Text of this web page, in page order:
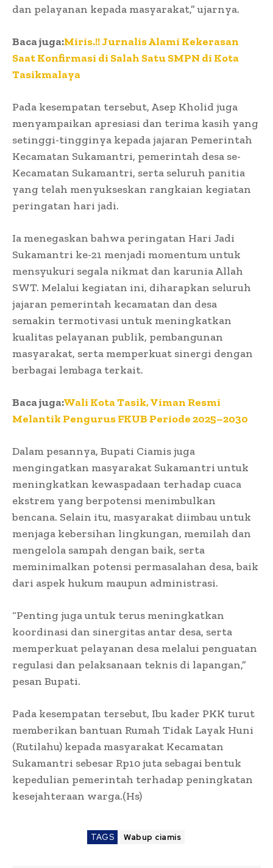
dan pelayanan kepada masyarakat,” ujarnya.
Baca juga:Miris.!! Jurnalis Alami Kekerasan
Saat Konfirmasi di Salah Satu SMPN di Kota
Tasikmalaya
Pada kesempatan tersebut, Asep Kholid juga
menyampaikan apresiasi dan terima kasih yang
setinggi-tingginya kepada jajaran Pemerintah
Kecamatan Sukamantri, pemerintah desa se-
Kecamatan Sukamantri, serta seluruh panitia
yang telah menyukseskan rangkaian kegiatan
peringatan hari jadi.
Ia menegaskan bahwa peringatan Hari Jadi
Sukamantri ke-21 menjadi momentum untuk
mensyukuri segala nikmat dan karunia Allah
SWT. Melalui kegiatan ini, diharapkan seluruh
jajaran pemerintah kecamatan dan desa
semakin termotivasi untuk meningkatkan
kualitas pelayanan publik, pembangunan
masyarakat, serta memperkuat sinergi dengan
berbagai lembaga terkait.
Baca juga:Wali Kota Tasik, Viman Resmi
Melantik Pengurus FKUB Periode 2025–2030
Dalam pesannya, Bupati Ciamis juga
mengingatkan masyarakat Sukamantri untuk
meningkatkan kewaspadaan terhadap cuaca
ekstrem yang berpotensi menimbulkan
bencana. Selain itu, masyarakat diimbau untuk
menjaga kebersihan lingkungan, memilah dan
mengelola sampah dengan baik, serta
meminimalkan potensi permasalahan desa, baik
dari aspek hukum maupun administrasi.
“Penting juga untuk terus meningkatkan
koordinasi dan sinergitas antar desa, serta
memperkuat pelayanan desa melalui penguatan
regulasi dan pelaksanaan teknis di lapangan,”
pesan Bupati.
Pada kesempatan tersebut, Ibu kader PKK turut
memberikan bantuan Rumah Tidak Layak Huni
(Rutilahu) kepada masyarakat Kecamatan
Sukamantri sebesar Rp10 juta sebagai bentuk
kepedulian pemerintah terhadap peningkatan
kesejahteraan warga.(Hs)
TAGS Wabup ciamis